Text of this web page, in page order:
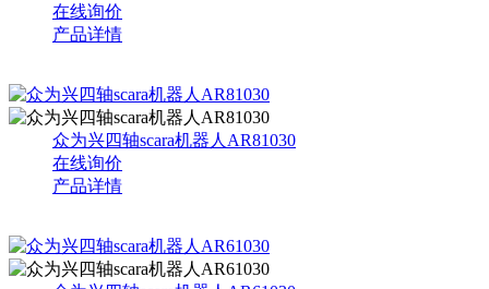
在线询价
产品详情
众为兴四轴scara机器人AR81030
在线询价
产品详情